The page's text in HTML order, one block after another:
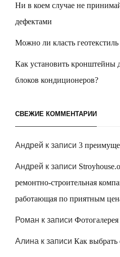
Ни в коем случае не
дефектами
Можно ли класть
Как установить кронштейны
блоков кондиционеров?
СВЕЖИЕ КОММЕНТАРИИ
Андрей к записи 3
Андрей к записи
ремонтно-строительная
работающая по приятным
Роман к записи Фотогалерея
Алина к записи Как выбрать